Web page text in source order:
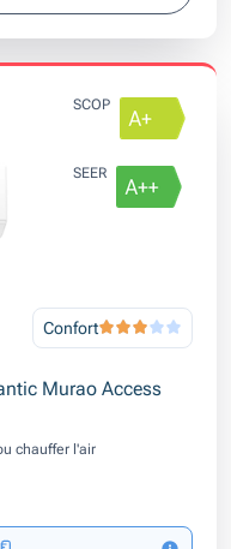
SCOP
SEER
Confort
Murao Access
chauffer l'air